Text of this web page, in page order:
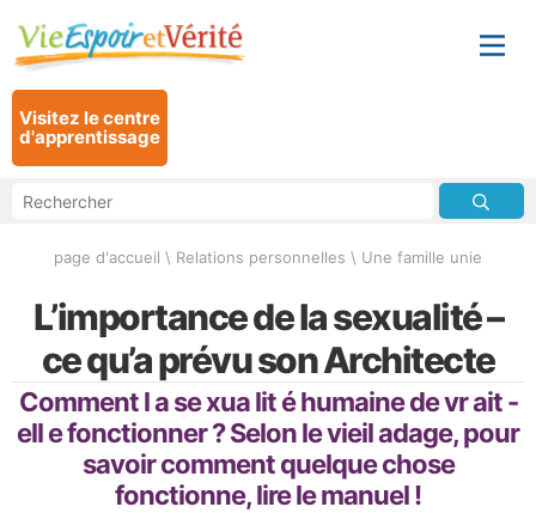
Visitez le centre
d'apprentissage
page d'accueil \ Relations personnelles \ Une famille unie
L’importance de la sexualité –
ce qu’a prévu son Architecte
Comment l a se xua lit é humaine de vr ait -
ell e fonctionner ? Selon le vieil adage, pour
savoir comment quelque chose
fonctionne, lire le manuel !